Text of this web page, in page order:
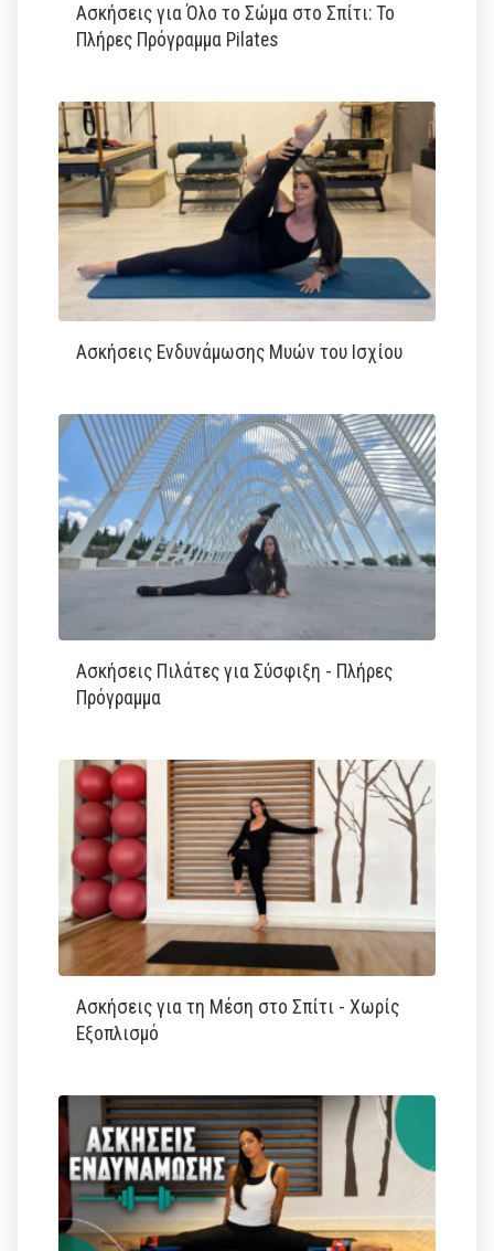
Ασκήσεις για Όλο το Σώμα στο Σπίτι: Το
Πλήρες Πρόγραμμα Pilates
Ασκήσεις Ενδυνάμωσης Μυών του Ισχίου
Ασκήσεις Πιλάτες για Σύσφιξη - Πλήρες
Πρόγραμμα
Ασκήσεις για τη Μέση στο Σπίτι - Χωρίς
Εξοπλισμό